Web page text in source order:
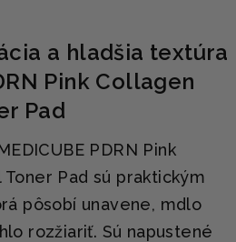
a hladšia textúra
Pink Collagen
Pad
PDRN Pink
Pad sú praktickým
pôsobí unavene, mdlo
rozžiariť. Sú napustené